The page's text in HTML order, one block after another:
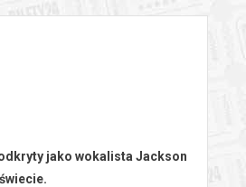
jako wokalista Jackson